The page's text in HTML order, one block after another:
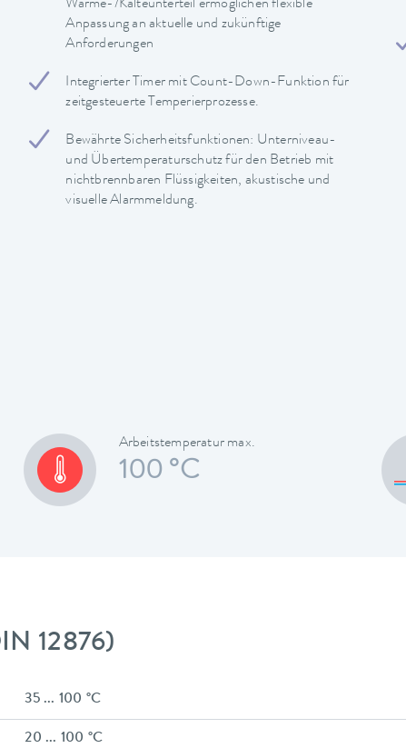
Wärme-/Kälteunterteil ermöglichen flexible
Anpassung an aktuelle und zukünftige
Anforderungen
Integrierter Timer mit Count-Down-Funktion für
zeitgesteuerte Temperierprozesse.
Bewährte Sicherheitsfunktionen: Unterniveau-
und Übertemperaturschutz für den Betrieb mit
nichtbrennbaren Flüssigkeiten, akustische und
visuelle Alarmmeldung.
Arbeitstemperatur max.
100 °C
12876)
35 ... 100 °C
20 ... 100 °C